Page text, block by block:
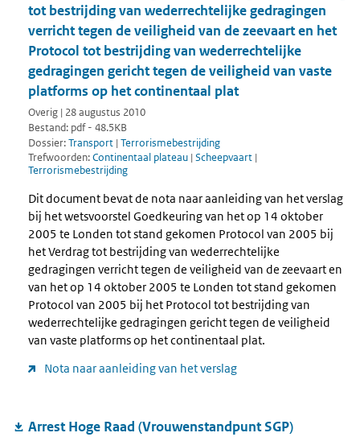
tot bestrijding van wederrechtelijke gedragingen
verricht tegen de veiligheid van de zeevaart en het
Protocol tot bestrijding van wederrechtelijke
gedragingen gericht tegen de veiligheid van vaste
platforms op het continentaal plat
Overig | 28 augustus 2010
Bestand: pdf - 48.5KB
Dossier:Transport | Terrorismebestrijding
Trefwoorden:Continentaal plateau | Scheepvaart |
Terrorismebestrijding
Dit document bevat de nota naar aanleiding van het verslag
bij het wetsvoorstel Goedkeuring van het op 14 oktober
2005 te Londen tot stand gekomen Protocol van 2005 bij
het Verdrag tot bestrijding van wederrechtelijke
gedragingen verricht tegen de veiligheid van de zeevaart en
van het op 14 oktober 2005 te Londen tot stand gekomen
Protocol van 2005 bij het Protocol tot bestrijding van
wederrechtelijke gedragingen gericht tegen de veiligheid
van vaste platforms op het continentaal plat.
Nota naar aanleiding van het verslag
Arrest Hoge Raad (Vrouwenstandpunt SGP)